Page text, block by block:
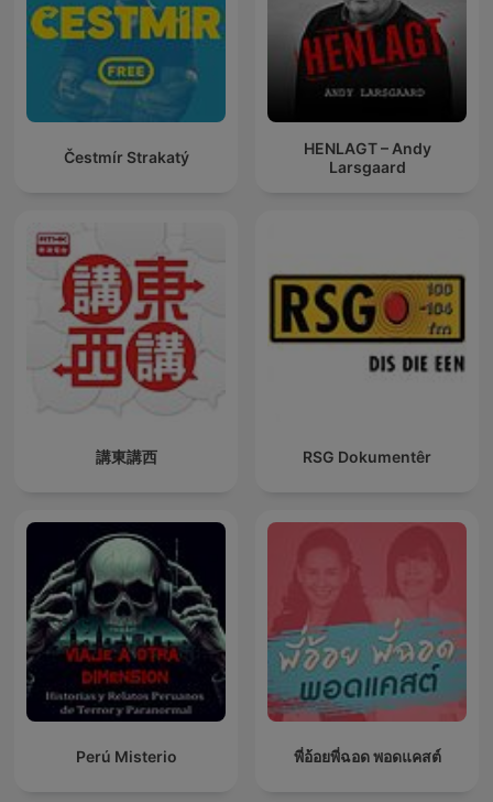
Čestmír Strakatý
HENLAGT – Andy
Larsgaard
講東講西 RSG Dokumentêr
Perú Misterio พี่อ้อยพี่ฉอด พอดแคสต์